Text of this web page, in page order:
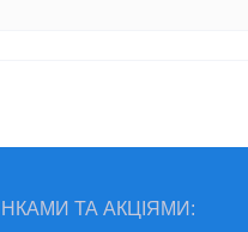
ТА АКЦІЯМИ: